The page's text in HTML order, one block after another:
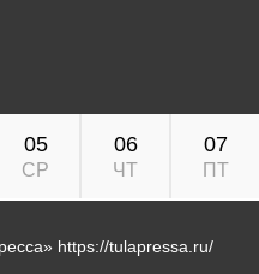
05
СР
06
ЧТ
07
ПТ
https://tulapressa.ru/